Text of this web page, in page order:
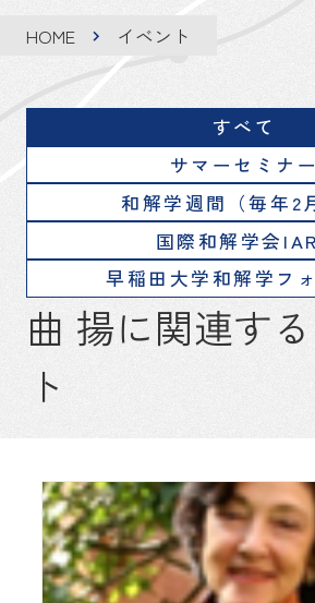
HOME イベント
すべて
サマーセミナー
和解学週間（毎年2
国際和解学会
早稲田大学和解学フ
曲 揚に関連す
ト